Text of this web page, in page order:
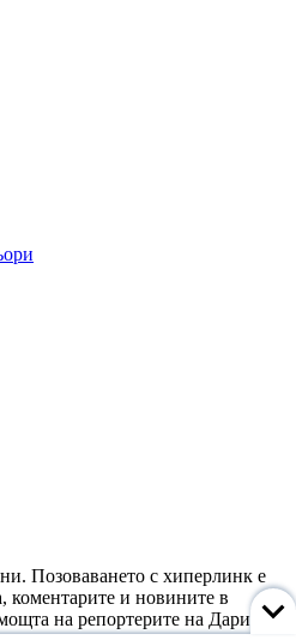
Позоваването с хиперлинк е
коментарите и новините в
на репортерите на Дарик